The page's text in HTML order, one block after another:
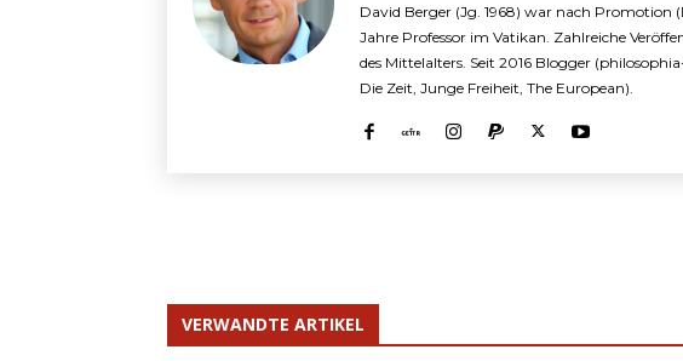
David Berger (Jg. 1968) war nach Promotion
Jahre Professor im Vatikan. Zahlreiche
des Mittelalters. Seit 2016 Blogger
Die Zeit, Junge Freiheit, The European).
VERWANDTE ARTIKEL